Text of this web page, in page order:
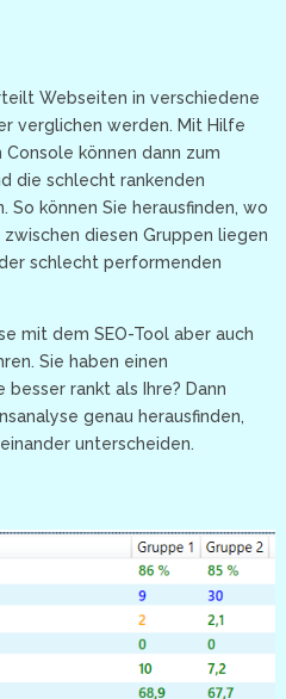
Webseiten in verschiedene
verglichen werden. Mit Hilfe
können dann zum
die schlecht rankenden
können Sie herausfinden, wo
diesen Gruppen liegen
schlecht performenden
mit dem SEO-Tool aber auch
Sie haben einen
rankt als Ihre? Dann
genau herausfinden,
unterscheiden.